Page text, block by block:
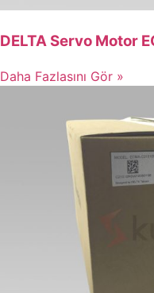
DELTA Servo Motor
Daha Fazlasını Gör »